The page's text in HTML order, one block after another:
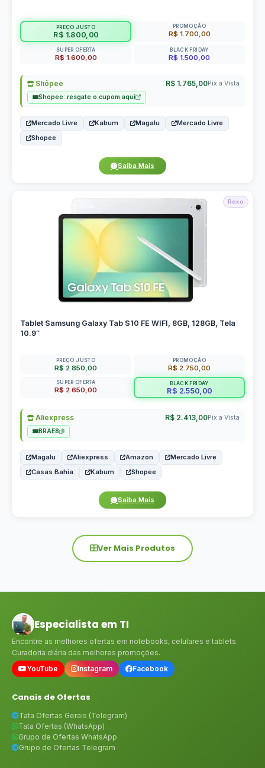
PREÇO JUSTO
R$ 1.800,00
PROMOÇÃO
R$ 1.700,00
SUPER OFERTA
R$ 1.600,00
BLACK FRIDAY
R$ 1.500,00
Shôpee R$ 1.765,00Pix a Vista
Shopee: resgate o cupom aqui
Mercado Livre Kabum Magalu
Mercado Livre
Shopee
Saiba Mais
Roxo
Tablet Samsung Galaxy Tab S10 FE WIFI, 8GB, 128GB, Tela
10.9″
PREÇO JUSTO
R$ 2.850,00
PROMOÇÃO
R$ 2.750,00
SUPER OFERTA
R$ 2.650,00
BLACK FRIDAY
R$ 2.550,00
Aliexpress R$ 2.413,00Pix a Vista
BRAE8
Magalu Aliexpress Amazon
Mercado Livre
Casas Bahia
Kabum Shopee
Saiba Mais
Ver Mais Produtos
Especialista em TI
Encontre as melhores ofertas em notebooks, celulares e tablets.
Curadoria diária das melhores promoções.
YouTube
Instagram Facebook
Canais de Ofertas
Tata Ofertas Gerais (Telegram)
Tata Ofertas (WhatsApp)
Grupo de Ofertas WhatsApp
Grupo de Ofertas Telegram